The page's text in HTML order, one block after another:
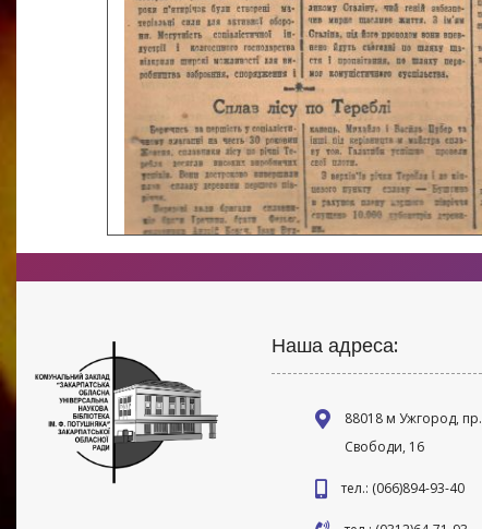
Наша адреса:
88018 м Ужгород, пр.
Свободи, 16
тел.: (066)894-93-40